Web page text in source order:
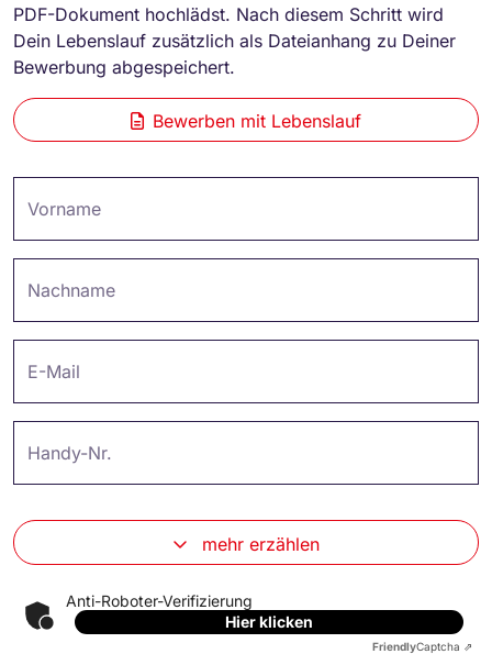
PDF-Dokument hochlädst. Nach diesem Schritt wird
Dein Lebenslauf zusätzlich als Dateianhang zu Deiner
Bewerbung abgespeichert.
Bewerben mit Lebenslauf
Vorname
Nachname
E-Mail
Handy-Nr.
mehr erzählen
Anti-Roboter-Verifizierung
Hier klicken
FriendlyCaptcha ⇗